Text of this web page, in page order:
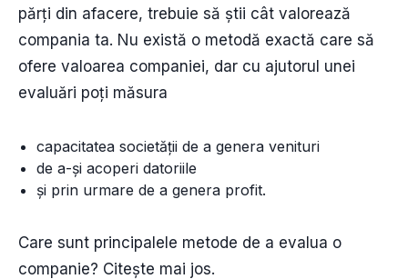
părți din afacere, trebuie să știi cât valorează
compania ta. Nu există o metodă exactă care să
ofere valoarea companiei, dar cu ajutorul unei
evaluări poți măsura
capacitatea societății de a genera venituri
de a-și acoperi datoriile
și prin urmare de a genera profit.
Care sunt principalele metode de a evalua o
companie? Citește mai jos.